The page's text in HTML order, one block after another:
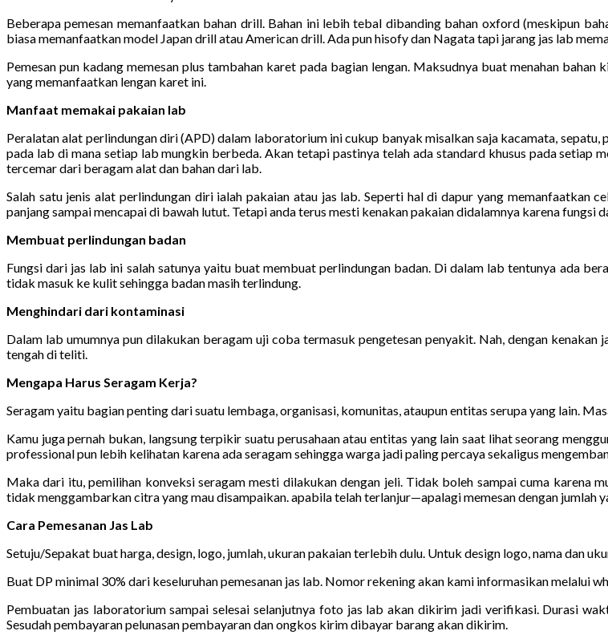
Beberapa pemesan memanfaatkan bahan drill. Bahan ini lebih tebal dibanding bahan oxford (meskipun
biasa memanfaatkan model Japan drill atau American drill. Ada pun hisofy dan Nagata tapi jarang jas lab
Pemesan pun kadang memesan plus tambahan karet pada bagian lengan. Maksudnya buat menahan
yang memanfaatkan lengan karet ini.
Manfaat memakai pakaian lab
Peralatan alat perlindungan diri (APD) dalam laboratorium ini cukup banyak misalkan saja kacamata, sepatu,
pada lab di mana setiap lab mungkin berbeda. Akan tetapi pastinya telah ada standard khusus pada setiap
tercemar dari beragam alat dan bahan dari lab.
Salah satu jenis alat perlindungan diri ialah pakaian atau jas lab. Seperti hal di dapur yang memanfaatkan
panjang sampai mencapai di bawah lutut. Tetapi anda terus mesti kenakan pakaian didalamnya karena fungsi
Membuat perlindungan badan
Fungsi dari jas lab ini salah satunya yaitu buat membuat perlindungan badan. Di dalam lab tentunya ada
tidak masuk ke kulit sehingga badan masih terlindung.
Menghindari dari kontaminasi
Dalam lab umumnya pun dilakukan beragam uji coba termasuk pengetesan penyakit. Nah, dengan
tengah di teliti.
Mengapa Harus Seragam Kerja?
Seragam yaitu bagian penting dari suatu lembaga, organisasi, komunitas, ataupun entitas serupa yang lain.
Kamu juga pernah bukan, langsung terpikir suatu perusahaan atau entitas yang lain saat lihat seorang
professional pun lebih kelihatan karena ada seragam sehingga warga jadi paling percaya sekaligus
Maka dari itu, pemilihan konveksi seragam mesti dilakukan dengan jeli. Tidak boleh sampai cuma karena
tidak menggambarkan citra yang mau disampaikan. apabila telah terlanjur—apalagi memesan dengan jumlah
Cara Pemesanan Jas Lab
Setuju/Sepakat buat harga, design, logo, jumlah, ukuran pakaian terlebih dulu. Untuk design logo, nama dan
Buat DP minimal 30% dari keseluruhan pemesanan jas lab. Nomor rekening akan kami informasikan melalui
Pembuatan jas laboratorium sampai selesai selanjutnya foto jas lab akan dikirim jadi verifikasi. Durasi
Sesudah pembayaran pelunasan pembayaran dan ongkos kirim dibayar barang akan dikirim.